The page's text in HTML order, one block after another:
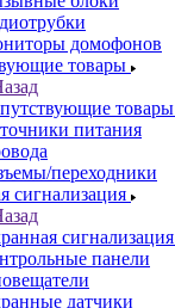
домофонов
товары
товары
питания
переходники
сигнализация
сигнализация
панели
датчики